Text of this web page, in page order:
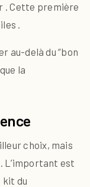
. Cette première
.
au-delà du “bon
la
choix, mais
L’important est
kit du